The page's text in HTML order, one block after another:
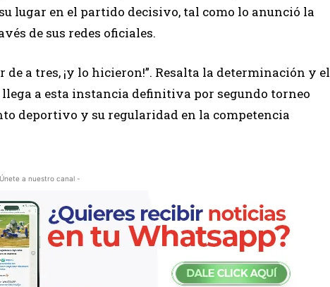
lugar en el partido decisivo, tal como lo anunció la
de sus redes oficiales.
a tres, ¡y lo hicieron!”. Resalta la determinación y el
a esta instancia definitiva por segundo torneo
deportivo y su regularidad en la competencia
a nuestro canal -